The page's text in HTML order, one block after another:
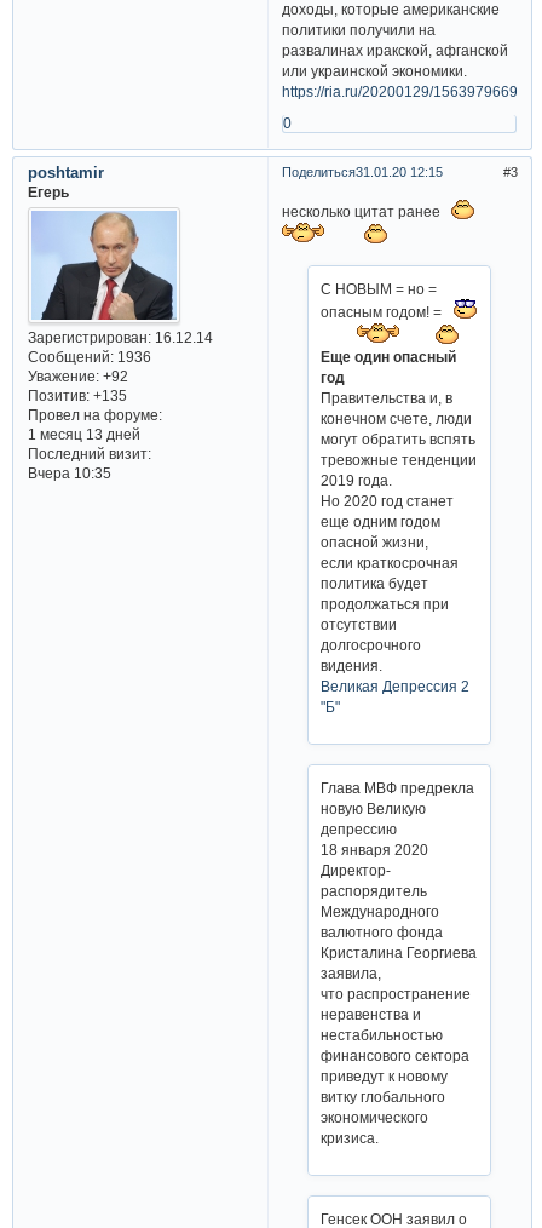
доходы, которые американские
политики получили на
развалинах иракской, афганской
или украинской экономики.
https://ria.ru/20200129/
0
Поделиться 3
31.01.20 12:15
poshtamir
Егерь
Зарегистрирован: 16.12.14
Сообщений:1936
Уважение: +92
Позитив: +135
Провел на форуме:
1 месяц 13 дней
Последний визит:
Вчера 10:35
несколько цитат ранее
С НОВЫМ = но =
опасным годом! =
Еще один опасный
год
Правительства и, в
конечном счете, люди
могут обратить вспять
тревожные тенденции
2019 года.
Но 2020 год станет
еще одним годом
опасной жизни,
если краткосрочная
политика будет
продолжаться при
отсутствии
долгосрочного
видения.
Великая Депрессия 2
"Б"
Глава МВФ предрекла
новую Великую
депрессию
18 января 2020
Директор-
распорядитель
Международного
валютного фонда
Кристалина Георгиева
заявила,
что распространение
неравенства и
нестабильностью
финансового сектора
приведут к новому
витку глобального
экономического
кризиса.
Генсек ООН заявил о